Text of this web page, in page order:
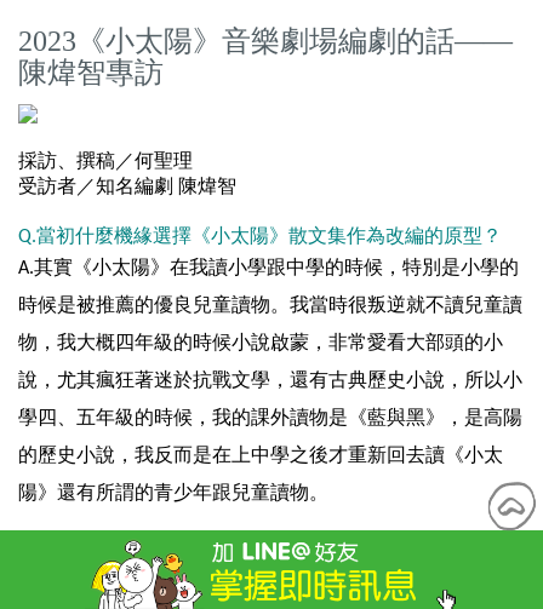
2023《小太陽》音樂劇場編劇的話——
陳煒智專訪
採訪、撰稿／何聖理
受訪者／知名編劇 陳煒智
Q.當初什麼機緣選擇《小太陽》散文集作為改編的原型 ？
A.其實《小太陽》在我讀小學跟中學的時候，特別是小學的
時候是被推薦的優良兒童讀物。我當時很叛逆就不讀兒童讀
物，我大概四年級的時候小說啟蒙，非常愛看大部頭的小
說，尤其瘋狂著迷於抗戰文學，還有古典歷史小說，所以小
學四、五年級的時候，我的課外讀物是《藍與黑》，是高陽
的歷史小說，我反而是在上中學之後才重新回去讀《小太
陽》還有所謂的青少年跟兒童讀物。
Q.林良給您的影響？
A.我有一個寫作習慣受到林良老師和影響相當深，就是用